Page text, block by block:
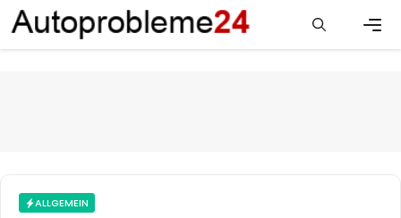
Zum
Inhalt
springen
ALLGEMEIN